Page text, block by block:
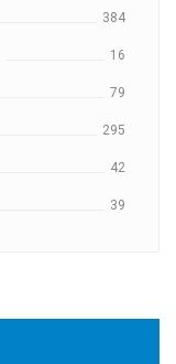
384
16
79
295
42
39